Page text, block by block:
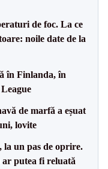
de foc. La ce
noile date de la
în Finlanda, în
de marfă a eșuat
lovite
la un pas de oprire.
putea fi reluată